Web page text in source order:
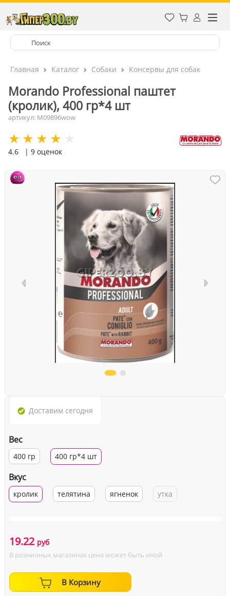
Главная Каталог Собаки Консервы для собак
Morando Professional паштет
(кролик), 400 гр*4 шт
артикул: M09896wow
4.6 | 9 оценок
Доставим сегодня
Вес
400 гр 400 гр*4 шт
Вкус
кролик телятина ягненок утка
19.22 руб
В розничных магазинах цена может быть иной
В Корзину